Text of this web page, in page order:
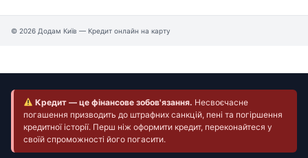
© 2026 Додам Київ — Кредит онлайн на карту
Кредит — це фінансове зобов'язання. Несвоєчасне
погашення призводить до штрафних санкцій, пені та погіршення
кредитної історії. Перш ніж оформити кредит, переконайтеся у
своїй спроможності його погасити.